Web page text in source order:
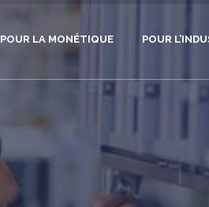
POUR LA MONÉTIQUE POUR